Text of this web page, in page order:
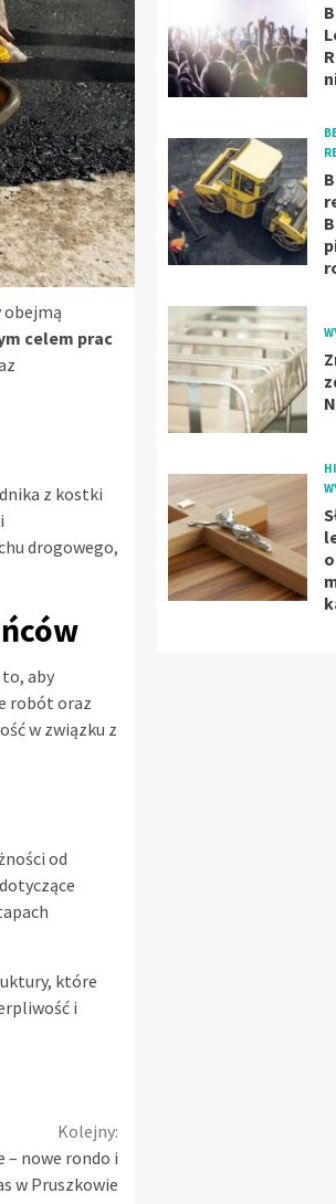
obejmą
celem prac
z kostki
drogowego,
aby
robót oraz
w związku z
od
które
i
Kolejny:
– nowe rondo i
w Pruszkowie